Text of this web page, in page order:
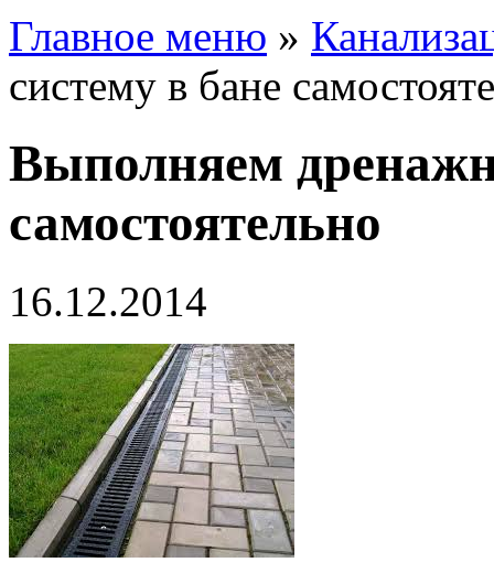
Главное меню »
систему в бане
Выполняем
самостоятельно
16.12.2014